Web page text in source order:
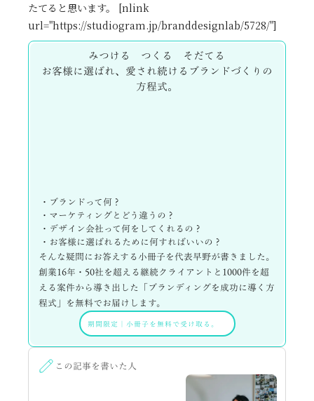
たてると思います。 [nlink
url="https://studiogram.jp/branddesignlab/5728/"]
みつける つくる そだてる
お客様に選ばれ、愛され続けるブランドづくりの
方程式。
・ブランドって何？
・マーケティングとどう違うの？
・デザイン会社って何をしてくれるの？
・お客様に選ばれるために何すればいいの？
そんな疑問にお答えする小冊子を代表早野が書きました。
創業16年・50社を超える継続クライアントと1000件を超
える案件から導き出した「ブランディングを成功に導く方
程式」を無料でお届けします。
期間限定 ｜ 小冊子を無料で受け取る。
この記事を書いた人